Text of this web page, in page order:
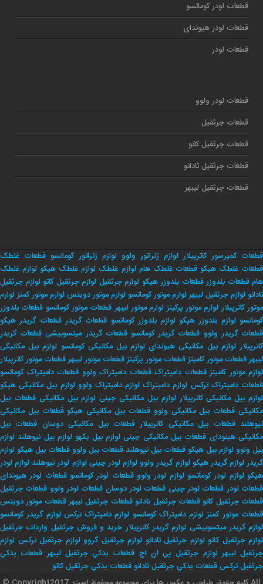
قطعات لودر کوماتسو
قطعات لودر هیوندای
قطعات لودر
قطعات لودر ولوو
قطعات جرثقیل
قطعات جرثقیل کاتو
قطعات جرثقیل تادانو
قطعات جرثقیل لیبهر
قطعات کمپرسور کاترپیلار لوازم ژنراتور ولوو لوازم ژنراتور کوماتسو قطعات غلطک
قطعات غلطک هپکو قطعات غلطک هام لوازم غلطک لوازم غلطک هپکو لوازم غلطک
هام قطعات بلدوزر قطعات بلدوزر هپکو لوازم جرثقیل لوازم جرثقیل کاتو لوازم جرثقیل
تادانو لوازم جرثقیل لیبهر لوارم موتور کوماتسو لوارم موتور دویتس لوارم موتور کمنز لوارم
موتور کاترپیلار لوارم موتور پرکینز لوارم موتور لیبهر قطعات موتور کوماتسو قطعات بلدوزر
کوماتسو لوازم بلدوزر هپکو لوازم بلدوزر کوماتسو قطعات گریدر قطعات گریدر هپکو
قطعات گریدر ولوو قطعات گریدر کوماتسو قطعات گریدر میتسوبیشی قطعات گریدر
کاترپیلار لوازم بیل مکانیکی هیوندای لوازم بیل مکانیکی کوماتسو لوازم بیل مکانیکی
لیبهرقطعات موتور کامینزقطعات موتور پرکینزقطعات موتور لیبهرقطعات موتور کاترپیلار
لوازم موتور کامینز قطعات دامپتراک قطعات دامپتراک ولوو قطعات دامپتراک کوماتسو
قطعات دامپتراک ترکس لوازم دامپتراک لوازم دامپتراک ولوو لوازم بیل مکانیکی هپکو
لوازم بیل مکانیکی کاترپیلار لوازم بیل مکانیکی چینی لوازم بیل مکانیکی قطعات بیل
مکانیکی قطعات بیل مکانیکی ولوو قطعات بیل مکانیکی هپکو قطعات بیل مکانیکی
نیوهلند قطعات بیل مکانیکی کاترپیلار قطعات بیل مکانیکی دوسان قطعات بیل
مکانیکی هینودای قطعات بیل مکانیکی چینی لوازم بیل بکهو لوازم بیل نیوهلند لوازم
بیل ولوو لوازم بیل هپکوقطعات بیل نیوهلندقطعات بیل ولووقطعات بیل هپکو لوازم
گریدر لوازم گریدر هپکو لوازم گریدر ولوو لوازم لودر چینی لوازم لودر نیوهلند لوازم لودر
هپکو لوازم لودر کوماتسو لوازم لودر ولوو قطعات لودر کوماتسو قطعات لودر هیوندای
قطعات لودر قطعات لودر چینی قطعات لودر دوسان قطعات لودر ولوو قطعات جرثقیل
قطعات جرثقیل کاتوقطعات جرثقیل تادانوقطعات جرثقیل لیبهرقطعات موتور دویتس
قطعات موتور کمنز لوازم دامپتراک کوماتسو لوازم دامپتراک ترکس لوازم گریدر کوماتسو
لوازم گریدر میتسوبیشی لوازم گریدر کاترپیلار خريد و فروش جرثقيل واردات جرثقيل
لوازم جرثقيل كاتو لوازم جرثقيل تادانو لوازم جرثقيل گروو لوازم جرثقيل تركس لوازم
جرثقيل ليبهر لوازم جرثقيل پي ان اچ قطعات يدكي جرثقيل ليبهر قطعات يدكي
جرثقيل تركسقطعات يدكي جرثقيل تادانوقطعات يدكي جرثقيل كاتو